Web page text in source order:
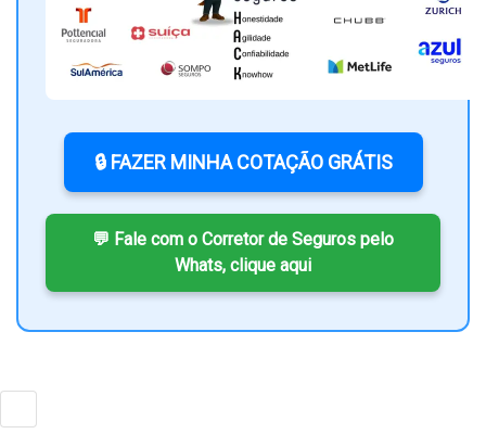
🔒 FAZER MINHA COTAÇÃO GRÁTIS
💬 Fale com o Corretor de Seguros pelo
Whats, clique aqui